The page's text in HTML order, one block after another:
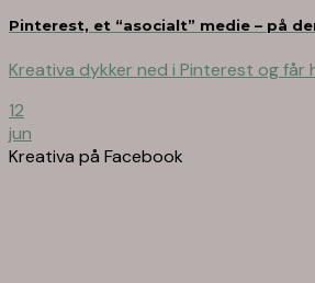
Pinterest, et “asocialt” medie – på
Kreativa dykker ned i Pinterest og
12
jun
Kreativa på Facebook